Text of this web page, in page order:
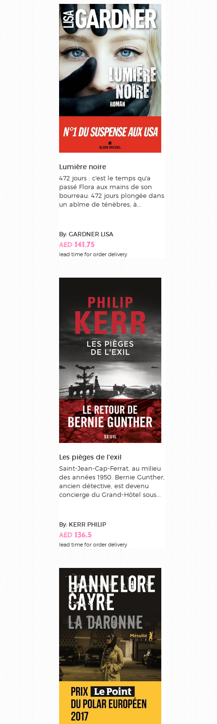
Lumière noire
472 jours : c'est le temps qu'a
passé Flora aux mains de son
bourreau. 472 jours plongée dans
un abîme de ténèbres, à...
By: GARDNER LISA
AED 141.75
lead time for order delivery
Les pièges de l'exil
Saint-Jean-Cap-Ferrat, au milieu
des années 1950. Bernie Gunther,
ancien détective, est devenu
concierge du Grand-Hôtel sous...
By: KERR PHILIP
AED 136.5
lead time for order delivery